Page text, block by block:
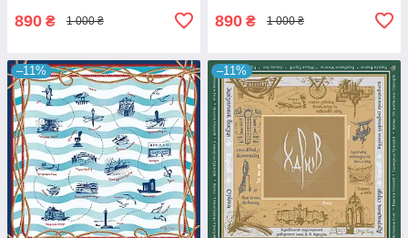
890 ₴ 1 000 ₴ 890 ₴ 1 000 ₴
–11% –11%